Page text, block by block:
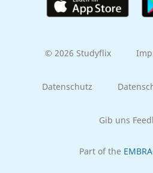
© 2026 Studyflix
Datenschutz
Gib uns
Part of the